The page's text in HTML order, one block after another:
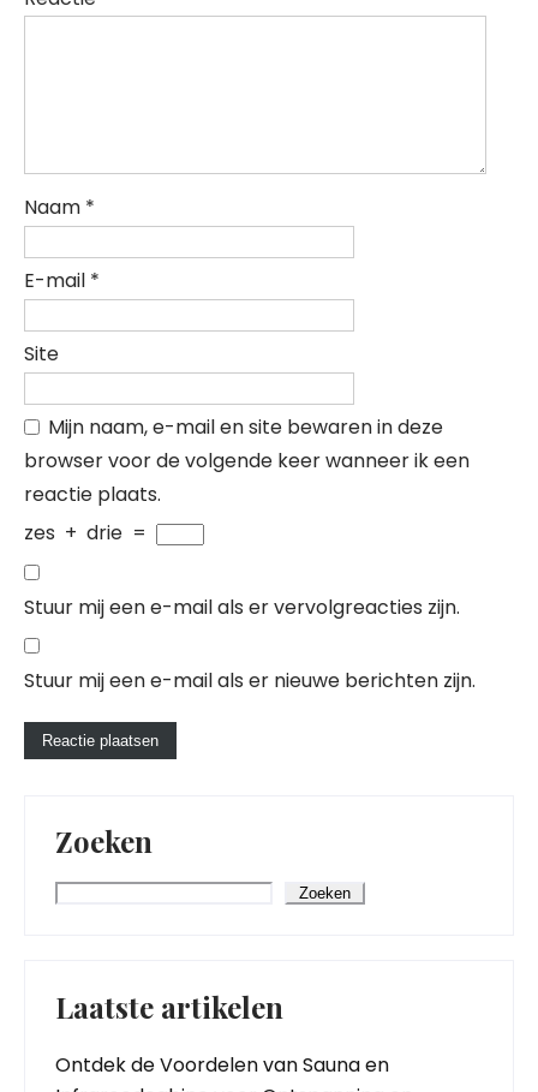
Naam *
E-mail *
Site
Mijn naam, e-mail en site bewaren in deze
browser voor de volgende keer wanneer ik een
reactie plaats.
zes + drie =
Stuur mij een e-mail als er vervolgreacties zijn.
Stuur mij een e-mail als er nieuwe berichten zijn.
Zoeken
Zoeken
Laatste artikelen
Ontdek de Voordelen van Sauna en